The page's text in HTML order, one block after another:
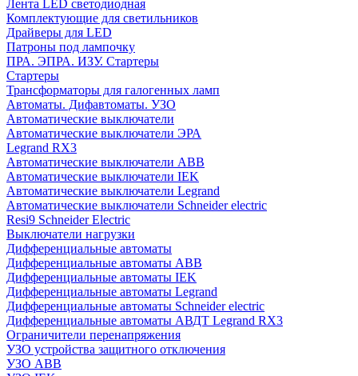
Лента LED светодиодная
Комплектующие для светильников
Драйверы для LED
Патроны под лампочку
ПРА. ЭПРА. ИЗУ. Стартеры
Стартеры
Трансформаторы для галогенных ламп
Автоматы. Дифавтоматы. УЗО
Автоматические выключатели
Автоматические выключатели ЭРА
Legrand RX3
Автоматические выключатели ABB
Автоматические выключатели IEK
Автоматические выключатели Legrand
Автоматические выключатели Schneider electric
Resi9 Schneider Electric
Выключатели нагрузки
Дифференциальные автоматы
Дифференциальные автоматы ABB
Дифференциальные автоматы IEK
Дифференциальные автоматы Legrand
Дифференциальные автоматы Schneider electric
Дифференциальные автоматы АВДТ Legrand RX3
Ограничители перенапряжения
УЗО устройства защитного отключения
УЗО ABB